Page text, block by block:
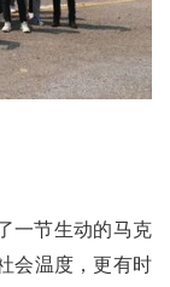
一节生动的马克
会温度，更有时